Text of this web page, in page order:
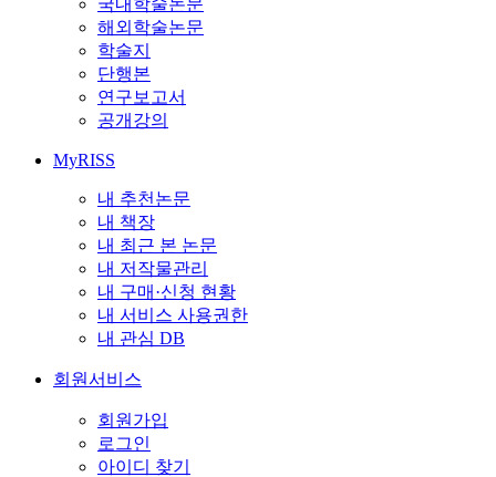
국내학술논문
해외학술논문
학술지
단행본
연구보고서
공개강의
MyRISS
내 추천논문
내 책장
내 최근 본 논문
내 저작물관리
내 구매·신청 현황
내 서비스 사용권한
내 관심 DB
회원서비스
회원가입
로그인
아이디 찾기